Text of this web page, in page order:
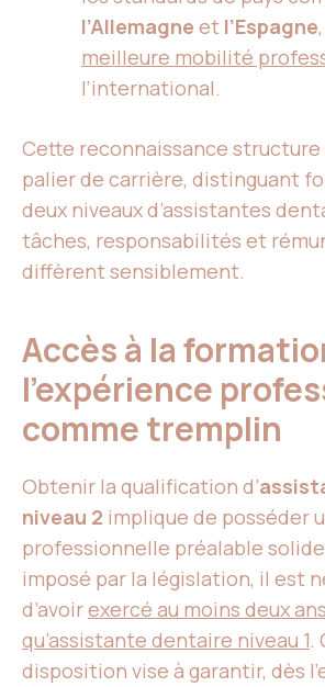
l’Allemagne et l’Espagne
meilleure mobilité
l’international.
Cette reconnaissance structure
palier de carrière, distinguant
deux niveaux d’assistantes
tâches, responsabilités et
diffèrent sensiblement.
Accès à la
l’expérience
comme tremplin
Obtenir la qualification d’
niveau 2 implique de posséder
professionnelle préalable
imposé par la législation, il est
d’avoirexercé au moins deux
qu’assistante dentaire niveau 1.
disposition vise à garantir, dès